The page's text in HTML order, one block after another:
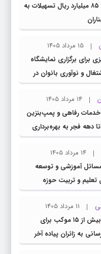
پرداخت ۸۵ میلیارد ریال تسهیلات به
15 مرداد 1405
برای برگزاری نمایشگاه
و نوآوری بانوان در
14 مرداد 1405
رفاهی و پمپ‌بنزین
دهه فجر به بهره‌برداری
14 مرداد 1405
آموزشی و توسعه
و تربیت حوزه
در نشست مشترک عضو
آموزش مجلس با مدیرکل
پرورش خراسان رضوی
11 مرداد 1405
آمادگی بیش از ۱۵ موکب برای
به زائران پیاده آخر
چناران